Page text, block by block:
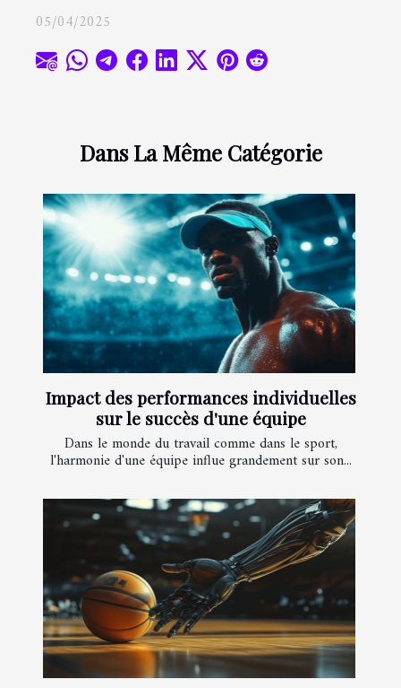
Dans La Même Catégorie
Impact des performances individuelles
sur le succès d'une équipe
Dans le monde du travail comme dans le sport,
l'harmonie d'une équipe influe grandement sur son...
05/04/2025